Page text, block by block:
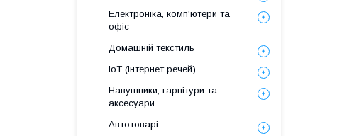
Електроніка, комп'ютери та
офіс
Домашній текстиль
IoT (Інтернет речей)
Навушники, гарнітури та
аксесуари
Автотоварі